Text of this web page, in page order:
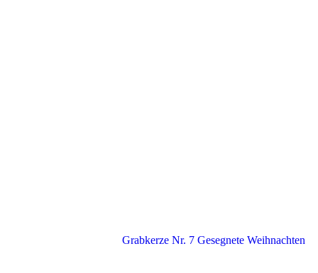
Grabkerze Nr. 7 Gesegnete Weihnachten